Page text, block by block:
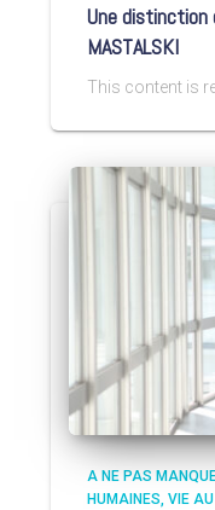
Une distinction
MASTALSKI
This content is
A NE PAS
HUMAINES VIE